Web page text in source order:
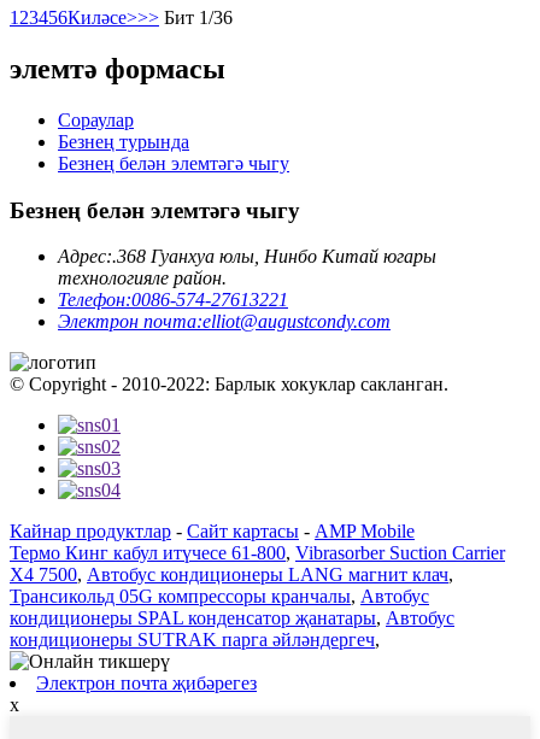
1 23456Киләсе>>> Бит 1/36
элемтә формасы
Сораулар
Безнең турында
Безнең белән элемтәгә чыгу
Безнең белән элемтәгә чыгу
Адрес:.368 Гуанхуа юлы, Нинбо Китай югары
технологияле район.
Телефон:0086-574-27613221
Электрон почта:elliot@augustcondy.com
© Copyright - 2010-2022: Барлык хокуклар сакланган.
Кайнар продуктлар - Сайт картасы - AMP Mobile
Термо Кинг кабул итүчесе 61-800, Vibrasorber Suction Carrier
X4 7500, Автобус кондиционеры LANG магнит клач,
Трансикольд 05G компрессоры кранчалы, Автобус
кондиционеры SPAL конденсатор җанатары, Автобус
кондиционеры SUTRAK парга әйләндергеч,
Электрон почта җибәрегез
x